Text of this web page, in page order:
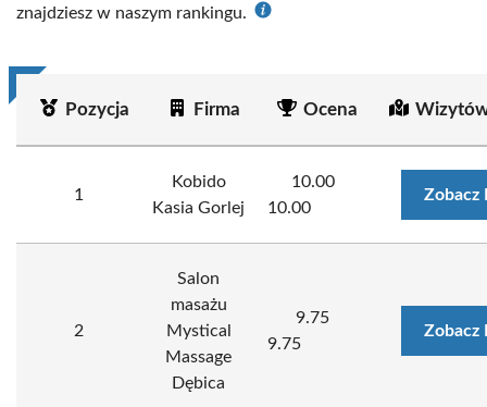
znajdziesz w naszym rankingu.
Pozycja Firma Ocena
1
Kobido
Kasia Gorlej
10.00
10.00
Zobacz
2
Salon
masażu
Mystical
Massage
Dębica
9.75
9.75
Zobacz